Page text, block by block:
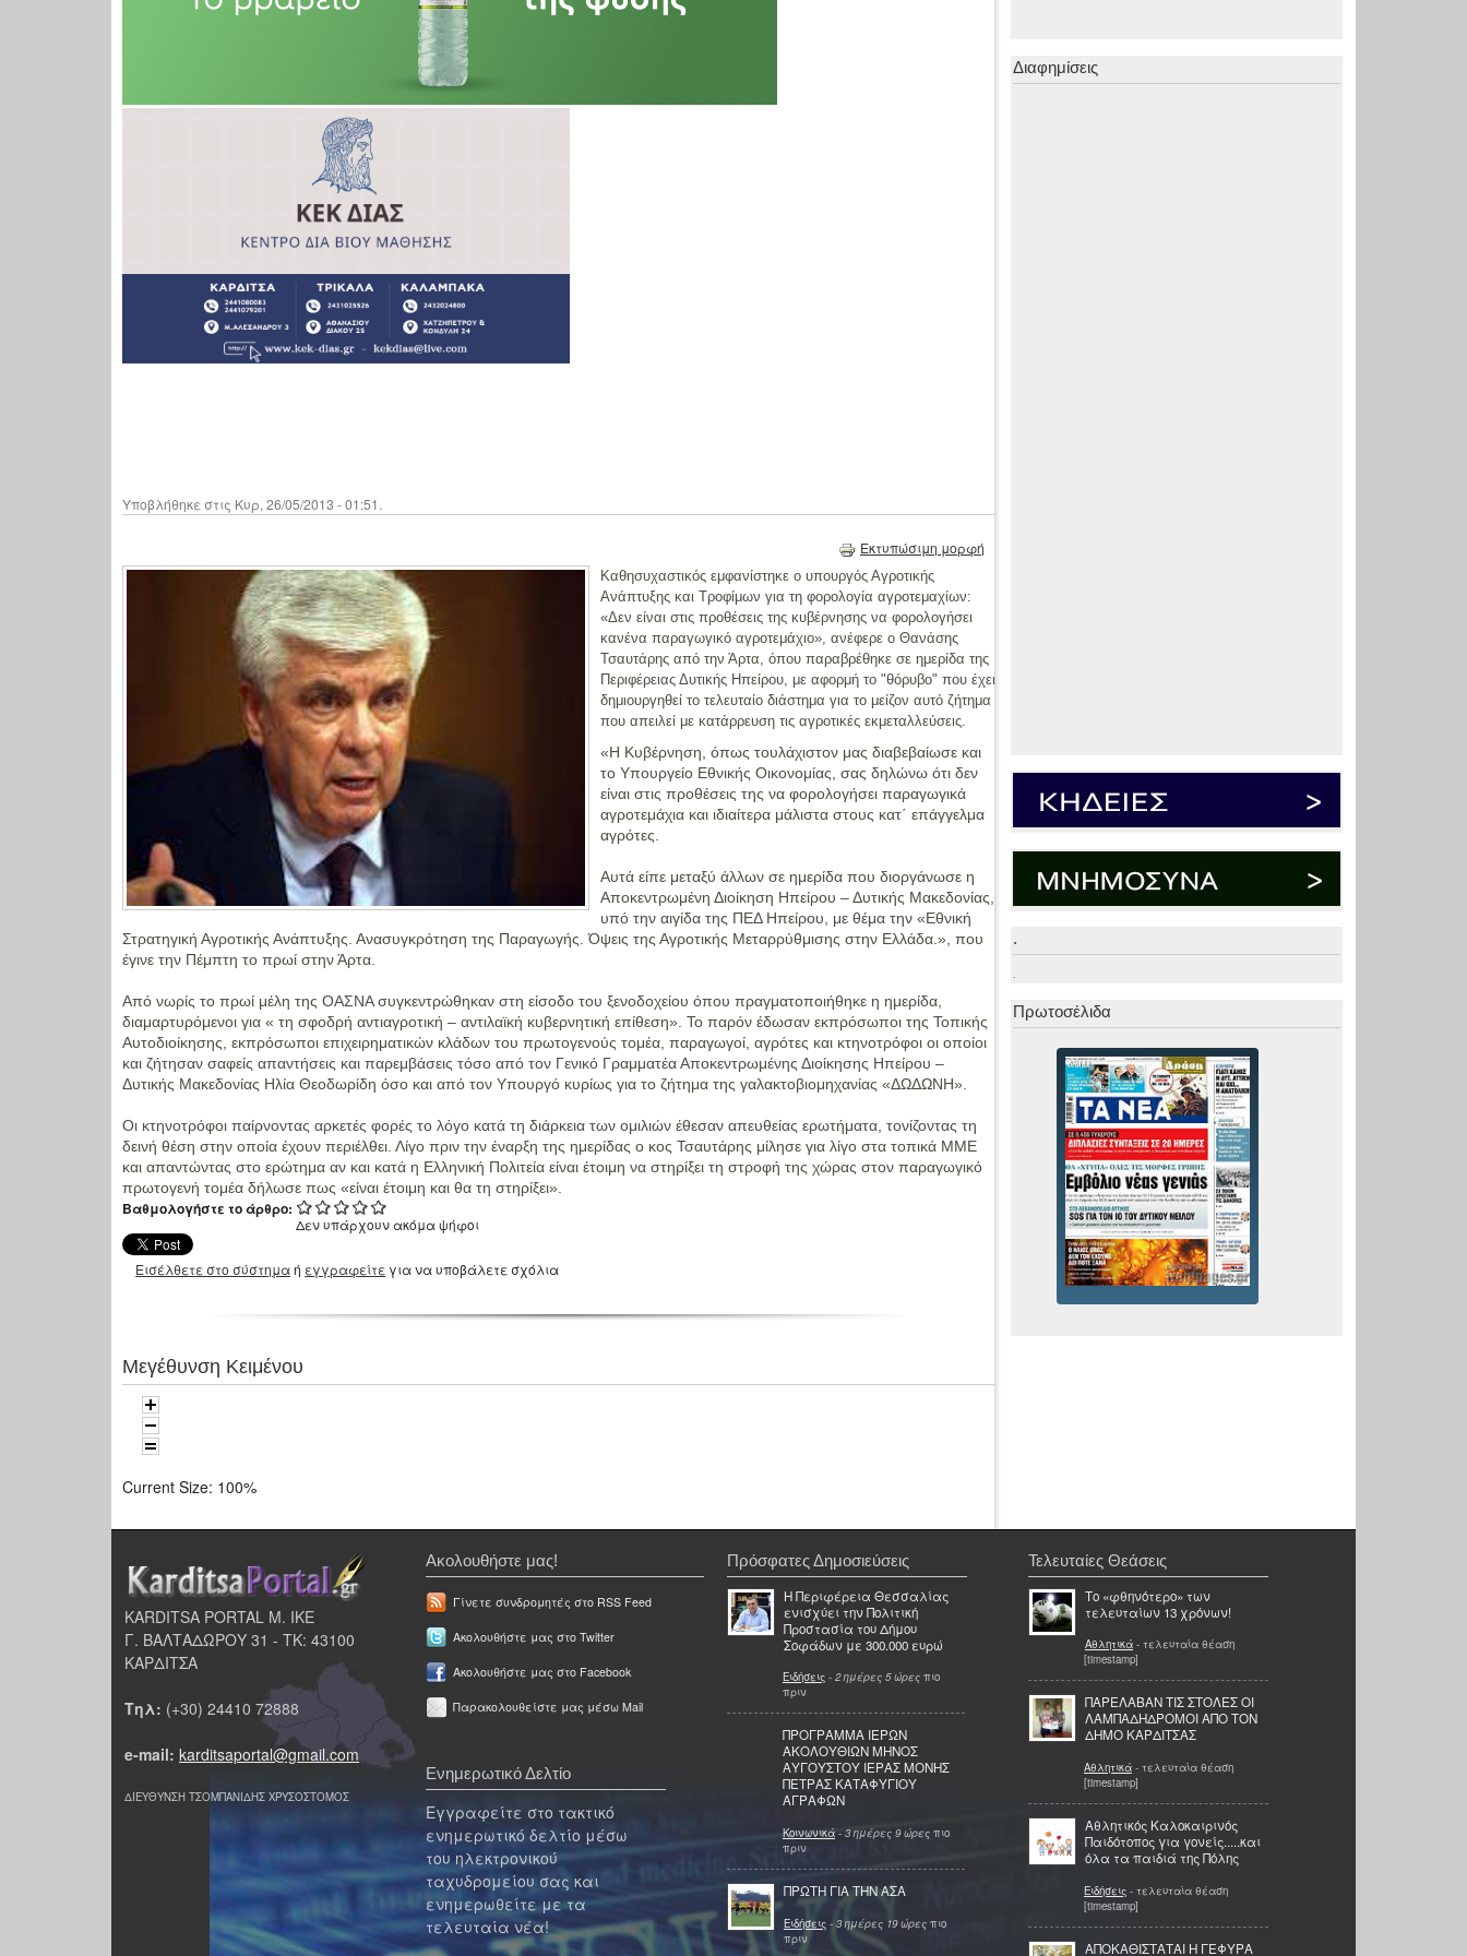
Υποβλήθηκε στις Κυρ, 26/05/2013 - 01:51.
Εκτυπώσιμη μορφή
Καθησυχαστικός εμφανίστηκε ο υπουργός Αγροτικής
Ανάπτυξης και Τροφίμων για τη φορολογία αγροτεμαχίων:
«Δεν είναι στις προθέσεις της κυβέρνησης να φορολογήσει
κανένα παραγωγικό αγροτεμάχιο», ανέφερε ο Θανάσης
Τσαυτάρης από την Άρτα, όπου παραβρέθηκε σε ημερίδα της
Περιφέρειας Δυτικής Ηπείρου, με αφορμή το "θόρυβο" που έχει
δημιουργηθεί το τελευταίο διάστημα για το μείζον αυτό ζήτημα
που απειλεί με κατάρρευση τις αγροτικές εκμεταλλεύσεις.
«Η Κυβέρνηση, όπως τουλάχιστον μας διαβεβαίωσε και
το Υπουργείο Εθνικής Οικονομίας, σας δηλώνω ότι δεν
είναι στις προθέσεις της να φορολογήσει παραγωγικά
αγροτεμάχια και ιδιαίτερα μάλιστα στους κατ΄ επάγγελμα
αγρότες.
Αυτά είπε μεταξύ άλλων σε ημερίδα που διοργάνωσε η
Αποκεντρωμένη Διοίκηση Ηπείρου – Δυτικής Μακεδονίας,
υπό την αιγίδα της ΠΕΔ Ηπείρου, με θέμα την «Εθνική
Στρατηγική Αγροτικής Ανάπτυξης. Ανασυγκρότηση της Παραγωγής. Όψεις της Αγροτικής Μεταρρύθμισης στην Ελλάδα.», που
έγινε την Πέμπτη το πρωί στην Άρτα.
Από νωρίς το πρωί μέλη της ΟΑΣΝΑ συγκεντρώθηκαν στη είσοδο του ξενοδοχείου όπου πραγματοποιήθηκε η ημερίδα,
διαμαρτυρόμενοι για « τη σφοδρή αντιαγροτική – αντιλαϊκή κυβερνητική επίθεση». Το παρόν έδωσαν εκπρόσωποι της Τοπικής
Αυτοδιοίκησης, εκπρόσωποι επιχειρηματικών κλάδων του πρωτογενούς τομέα, παραγωγοί, αγρότες και κτηνοτρόφοι οι οποίοι
και ζήτησαν σαφείς απαντήσεις και παρεμβάσεις τόσο από τον Γενικό Γραμματέα Αποκεντρωμένης Διοίκησης Ηπείρου –
Δυτικής Μακεδονίας Ηλία Θεοδωρίδη όσο και από τον Υπουργό κυρίως για το ζήτημα της γαλακτοβιομηχανίας «ΔΩΔΩΝΗ».
Οι κτηνοτρόφοι παίρνοντας αρκετές φορές το λόγο κατά τη διάρκεια των ομιλιών έθεσαν απευθείας ερωτήματα, τονίζοντας τη
δεινή θέση στην οποία έχουν περιέλθει. Λίγο πριν την έναρξη της ημερίδας ο κος Τσαυτάρης μίλησε για λίγο στα τοπικά ΜΜΕ
και απαντώντας στο ερώτημα αν και κατά η Ελληνική Πολιτεία είναι έτοιμη να στηρίξει τη στροφή της χώρας στον παραγωγικό
πρωτογενή τομέα δήλωσε πως «είναι έτοιμη και θα τη στηρίξει».
Βαθμολογήστε το άρθρο:
Δεν υπάρχουν ακόμα ψήφοι
Εισέλθετε στο σύστημαή εγγραφείτε για να υποβάλετε σχόλια
Μεγέθυνση Κειμένου
Current Size: 100%
Διαφημίσεις
.
.
Πρωτοσέλιδα
KARDITSA PORTAL Μ. ΙΚΕ
Γ. ΒΑΛΤΑΔΩΡΟΥ 31 - ΤΚ: 43100
ΚΑΡΔΙΤΣΑ
Τηλ: (+30) 24410 72888
e-mail: karditsaportal@gmail.com
ΔΙΕΥΘΥΝΣΗ ΤΣΟΜΠΑΝΙΔΗΣ ΧΡΥΣΟΣΤΟΜΟΣ
Ακολουθήστε μας!
Γίνετε συνδρομητές στο RSS Feed
Ακολουθήστε μας στο Twitter
Ακολουθήστε μας στο Facebook
Παρακολουθείστε μας μέσω Mail
Ενημερωτικό Δελτίο
Εγγραφείτε στο τακτικό
ενημερωτικό δελτίο μέσω
του ηλεκτρονικού
ταχυδρομείου σας και
ενημερωθείτε με τα
τελευταία νέα!
Πρόσφατες Δημοσιεύσεις
Η Περιφέρεια Θεσσαλίας
ενισχύει την Πολιτική
Προστασία του Δήμου
Σοφάδων με 300.000 ευρώ
Ειδήσεις - 2 ημέρες 5 ώρες πιο
πριν
ΠΡΟΓΡΑΜΜΑ ΙΕΡΩΝ
ΑΚΟΛΟΥΘΙΩΝ ΜΗΝΟΣ
ΑΥΓΟΥΣΤΟΥ ΙΕΡΑΣ ΜΟΝΗΣ
ΠΕΤΡΑΣ ΚΑΤΑΦΥΓΙΟΥ
ΑΓΡΑΦΩΝ
Κοινωνικά - 3 ημέρες 9 ώρες πιο
πριν
ΠΡΩΤΗ ΓΙΑ ΤΗΝ ΑΣΑ
Ειδήσεις - 3 ημέρες 19 ώρες πιο
πριν
Τελευταίες Θεάσεις
Το «φθηνότερο» των
τελευταίων 13 χρόνων!
Αθλητικά - τελευταία θέαση
[timestamp]
ΠΑΡΕΛΑΒΑΝ ΤΙΣ ΣΤΟΛΕΣ ΟΙ
ΛΑΜΠΑΔΗΔΡΟΜΟΙ ΑΠΟ ΤΟΝ
ΔΗΜΟ ΚΑΡΔΙΤΣΑΣ
Αθλητικά - τελευταία θέαση
[timestamp]
Αθλητικός Καλοκαιρινός
Παιδότοπος για γονείς.....και
όλα τα παιδιά της Πόλης
Ειδήσεις - τελευταία θέαση
[timestamp]
ΑΠΟΚΑΘΙΣΤΑΤΑΙ Η ΓΕΦΥΡΑ